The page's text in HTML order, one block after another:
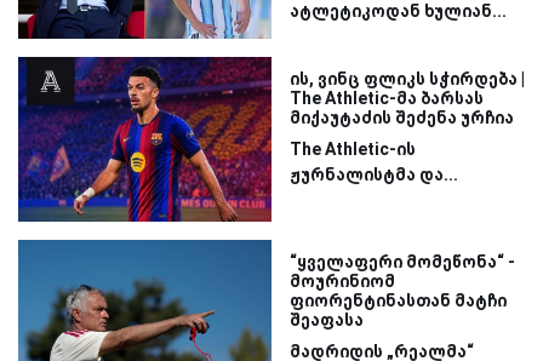
ატლეტიკოდან ხულიან...
ის, ვინც ფლიკს სჭირდება |
The Athletic-მა ბარსას
მიქაუტაძის შეძენა ურჩია
The Athletic-ის
ჟურნალისტმა და...
“ყველაფერი მომეწონა“ -
მოურინიომ
ფიორენტინასთან მატჩი
შეაფასა
მადრიდის „რეალმა“